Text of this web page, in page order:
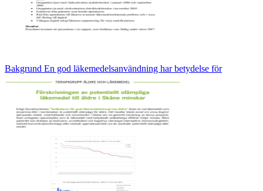
Bakgrund En god läkemedelsanvändning har betydelse för